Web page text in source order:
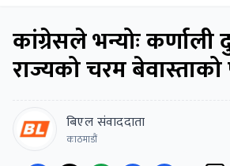
कांग्रेसले भन्योः कर्णाली
राज्यको चरम
बिएल संवाददाता
काठमाडौं